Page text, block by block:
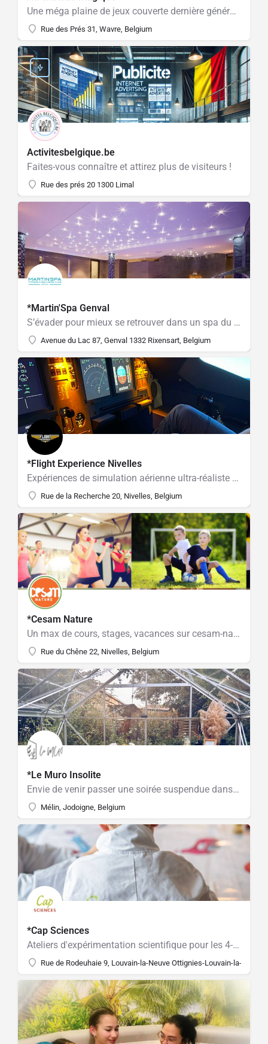
Une méga plaine de jeux couverte dernière génération !
Rue des Prés 31, Wavre, Belgium
Activitesbelgique.be
Faites-vous connaître et attirez plus de visiteurs !
Rue des prés 20 1300 Limal
*Martin'Spa Genval
S’évader pour mieux se retrouver dans un spa du Brabant wallon
Avenue du Lac 87, Genval 1332 Rixensart, Belgium
*Flight Experience Nivelles
Expériences de simulation aérienne ultra-réaliste pour tous! Grand-public, activités enfants, entraînement pilotes, team-buildings, stage peur de l’avion. Simulateur de vol Airbus A320 et bientôt d’avions de chasse!
Rue de la Recherche 20, Nivelles, Belgium
*Cesam Nature
Un max de cours, stages, vacances sur cesam-nature.com !
Rue du Chêne 22, Nivelles, Belgium
*Le Muro Insolite
Envie de venir passer une soirée suspendue dans un endroit insolite autour d’un brasero ?
Mélin, Jodoigne, Belgium
*Cap Sciences
Ateliers d'expérimentation scientifique pour les 4-12 ans!
Rue de Rodeuhaie 9, Louvain-la-Neuve Ottignies-Louvain-la-Neuve,